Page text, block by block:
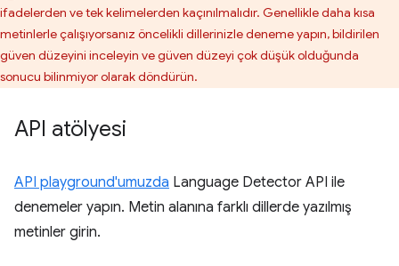
ifadelerden ve tek kelimelerden kaçınılmalıdır. Genellikle daha kısa
metinlerle çalışıyorsanız öncelikli dillerinizle deneme yapın, bildirilen
güven düzeyini inceleyin ve güven düzeyi çok düşük olduğunda
sonucu bilinmiyor olarak döndürün.
API atölyesi
API playground'umuzda Language Detector API ile
denemeler yapın. Metin alanına farklı dillerde yazılmış
metinler girin.